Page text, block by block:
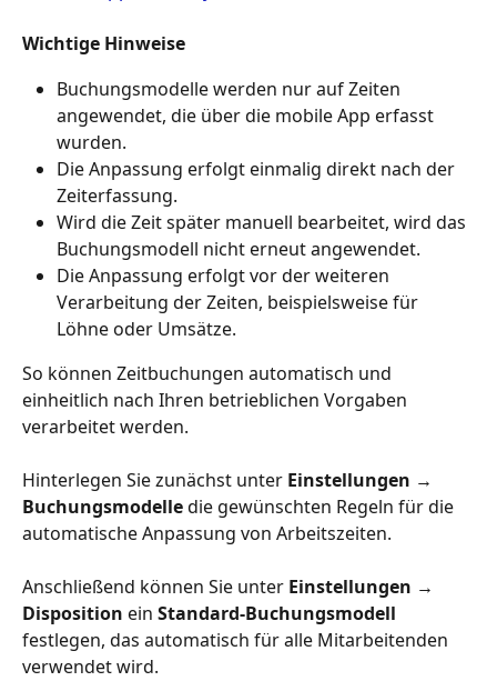
Wichtige Hinweise
Buchungsmodelle werden nur auf Zeiten
angewendet, die über die mobile App erfasst
wurden.
Die Anpassung erfolgt einmalig direkt nach der
Zeiterfassung.
Wird die Zeit später manuell bearbeitet, wird das
Buchungsmodell nicht erneut angewendet.
Die Anpassung erfolgt vor der weiteren
Verarbeitung der Zeiten, beispielsweise für
Löhne oder Umsätze.
So können Zeitbuchungen automatisch und
einheitlich nach Ihren betrieblichen Vorgaben
verarbeitet werden.
Hinterlegen Sie zunächst unter Einstellungen →
Buchungsmodelle die gewünschten Regeln für die
automatische Anpassung von Arbeitszeiten.
Anschließend können Sie unter Einstellungen →
Disposition ein Standard-Buchungsmodell
festlegen, das automatisch für alle Mitarbeitenden
verwendet wird.